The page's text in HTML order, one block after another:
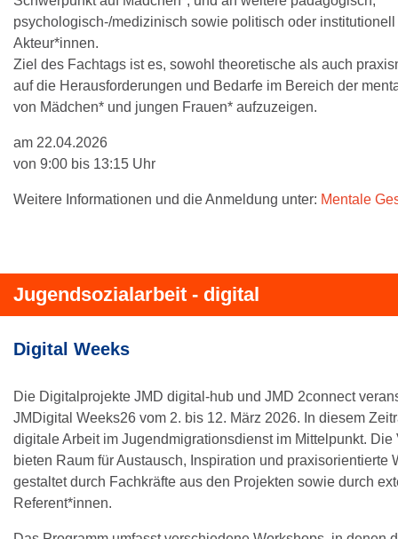
psychologisch-/medizinisch sowie politisch oder
Akteur*innen.
Ziel des Fachtags ist es, sowohl theoretische als auch
auf die Herausforderungen und Bedarfe im Bereich der
von Mädchen* und jungen Frauen* aufzuzeigen.
am 22.04.2026
von 9:00 bis 13:15 Uhr
Weitere Informationen und die Anmeldung unter: Mentale
Jugendsozialarbeit - digital
Digital Weeks
Die Digitalprojekte JMD digital-hub und JMD 2connect
JMDigital Weeks26 vom 2. bis 12. März 2026. In diesem
digitale Arbeit im Jugendmigrationsdienst im Mittelpunkt. Die
bieten Raum für Austausch, Inspiration und praxisorientierte
gestaltet durch Fachkräfte aus den Projekten sowie durch
Referent*innen.